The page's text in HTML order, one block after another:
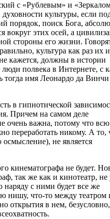
с «Рублевым» и
культуры, если
порядок, поиск Бога,
вокруг этих осей, а
стороны его жизни.
культура как раз их
кажется, должны в истории
люди полвека в Интернете, с
тогда имя Леонардо да
в гипнотической
Причем на самом деле
очень важна, потому что всю
переработать никому. А то,
не является
кинематографа не будет.
так же как и кинотеатр, не
с ними будет все же
нишу, что-то между театром
открытия в нем, безусловно,